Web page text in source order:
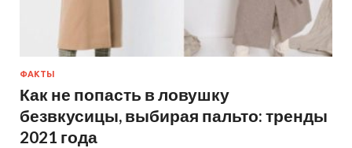
ФАКТЫ
Как не попасть в ловушку
безвкусицы, выбирая пальто: тренды
2021 года